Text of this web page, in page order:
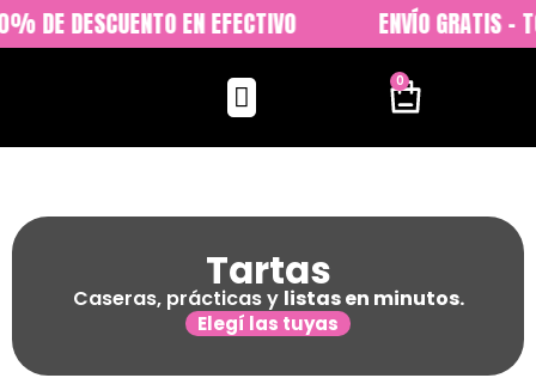
DESCUENTO EN EFECTIVO ENVÍO GRATIS -
0
Tartas
Caseras, prácticas y listas en minutos.
Elegí las tuyas